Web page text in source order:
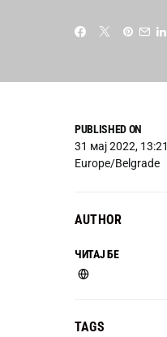
PUBLISHED ON
31 мај 2022, 13:21
Europe/Belgrade
AUTHOR
ЧИТАЈ БЕ
TAGS